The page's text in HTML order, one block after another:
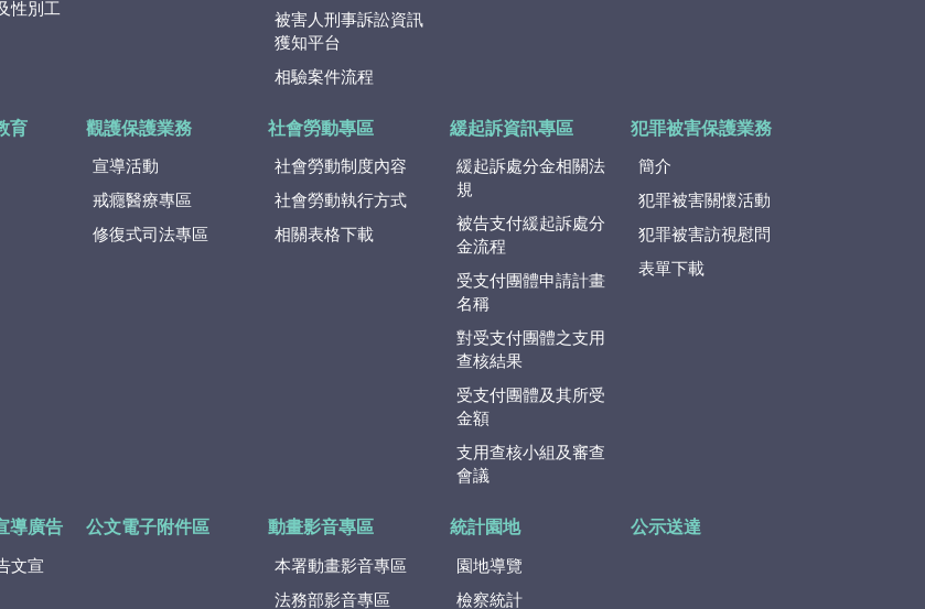
性別工
被害人刑事訴訟資訊
獲知平台
相驗案件流程
育 觀護保護業務
宣導活動
戒癮醫療專區
修復式司法專區
社會勞動專區
社會勞動制度內容
社會勞動執行方式
相關表格下載
緩起訴資訊專區
緩起訴處分金相關法
規
被告支付緩起訴處分
金流程
受支付團體申請計畫
名稱
對受支付團體之支用
查核結果
受支付團體及其所受
金額
支用查核小組及審查
會議
犯罪被害保護業務
簡介
犯罪被害關懷活動
犯罪被害訪視慰問
表單下載
導廣告
文宣
公文電子附件區 動畫影音專區
本署動畫影音專區
法務部影音專區
統計園地
園地導覽
檢察統計
公示送達